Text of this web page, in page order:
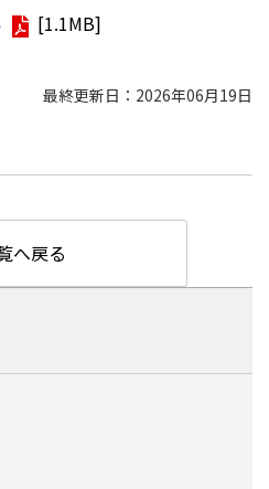
[1.1MB]
最終更新日：2026年06月19日
へ戻る